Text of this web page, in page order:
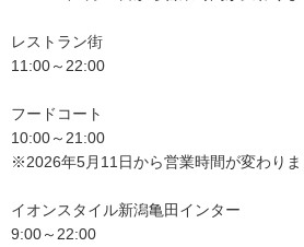
レストラン街
11:00～22:00
フードコート
10:00～21:00
※2026年5月11日から営業時間が変わりま
イオンスタイル新潟亀田インター
9:00～22:00